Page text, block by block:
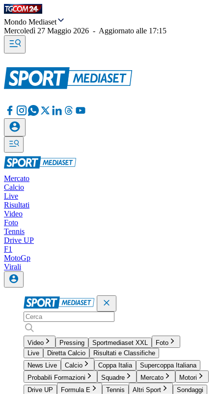
Mondo Mediaset
Mercoledì 27 Maggio 2026 - Aggiornato alle 17:15
Mercato
Calcio
Live
Risultati
Video
Foto
Tennis
Drive UP
F1
MotoGp
Virali
Video Pressing Sportmediaset XXL
Foto
Live
Diretta Calcio
Risultati e Classifiche
News Live
Calcio Coppa Italia
Supercoppa Italiana
Probabili Formazioni
Squadre Mercato
Motori
Drive UP
Formula E Tennis Altri Sport
Sondaggi